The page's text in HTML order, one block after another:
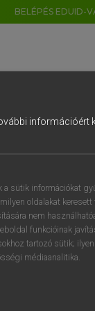
BELÉPÉS EDUID-
információért
sütik információkat
oldalakat keresett
nem
funkcióinak
tartozó sütik;
médiaanalitika.
8 9
u i
k l é
m , .